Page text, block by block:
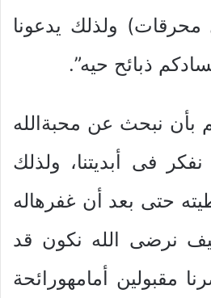
ولذلك يدعونا
ذبائح حيه”.
بأن نبحث عن محبةالله
فى أبديتنا، ولذلك
حتى بعد أن غفرهاله
كيف نرضى الله نكون قد
مقبولين أمامهورائحة